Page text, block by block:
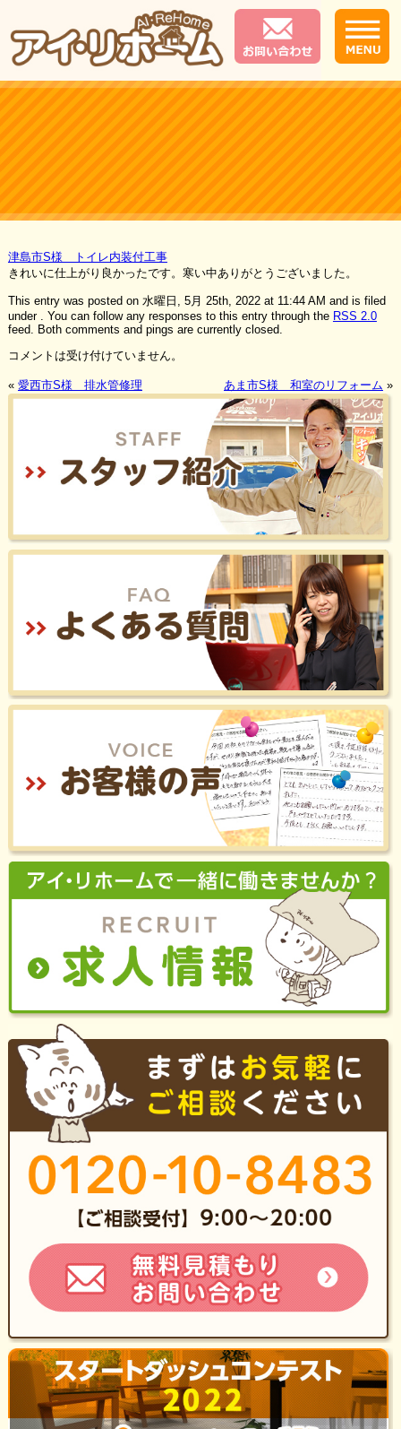
津島市S様 トイレ内装付工事
きれいに仕上がり良かったです。寒い中ありがとうございました。
This entry was posted on 水曜日, 5月 25th, 2022 at 11:44 AM and is filed
under . You can follow any responses to this entry through the RSS 2.0
feed. Both comments and pings are currently closed.
コメントは受け付けていません。
« 愛西市S様 排水管修理 あま市S様 和室のリフォーム »